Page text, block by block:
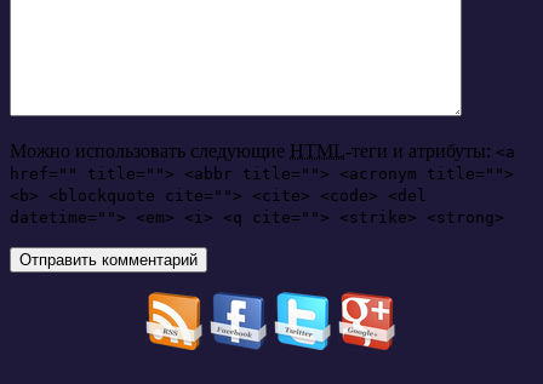
Можно использовать следующие HTML-теги и атрибуты: <a
href="" title=""> <abbr title=""> <acronym title="">
<b> <blockquote cite=""> <cite> <code> <del
datetime=""> <em> <i> <q cite=""> <strike> <strong>